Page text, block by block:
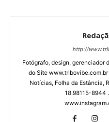
http://
Fotógrafo, design, gerenciador
do Site
Notícias, Folha da Estância,
18.98115-8944